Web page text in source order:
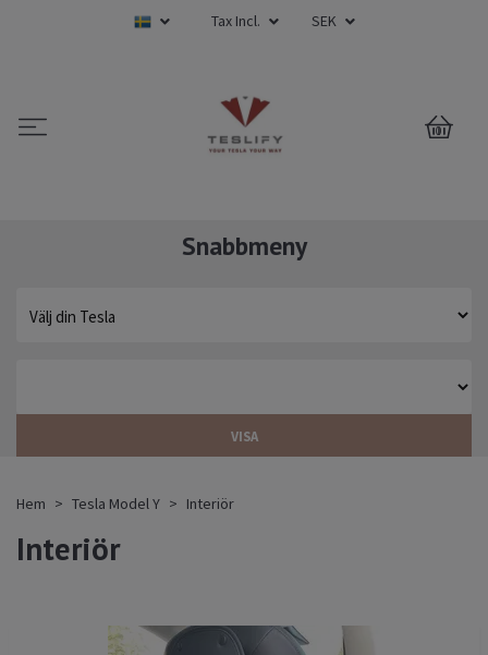
Tax Incl. SEK
0
Snabbmeny
VISA
Hem Tesla Model Y Interiör
Interiör